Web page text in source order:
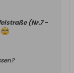
(Nr.7 -